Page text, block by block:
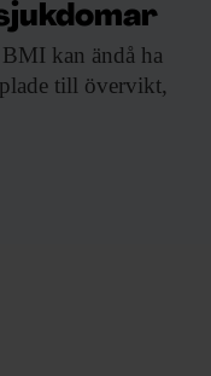
kan ändå ha
till övervikt,